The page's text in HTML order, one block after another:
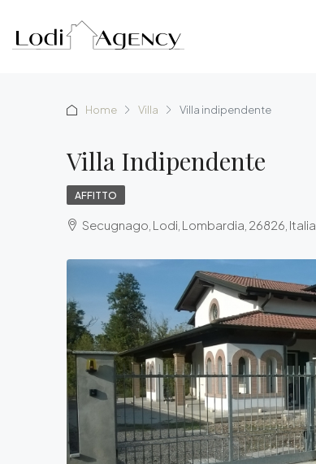
Home Villa Villa indipendente
Villa Indipendente
AFFITTO
Secugnago, Lodi, Lombardia, 26826, Italia